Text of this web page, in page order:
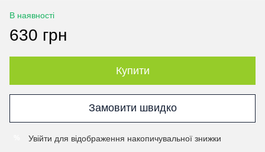
В наявності
630 грн
Купити
Замовити швидко
Увійти для відображення накопичувальної знижки